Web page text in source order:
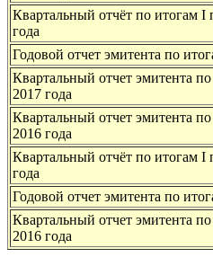
Квартальный отчёт по итогам I
года
Годовой отчет эмитента по
Квартальный отчет эмитента
2017 года
Квартальный отчет эмитента
2016 года
Квартальный отчёт по итогам I
года
Годовой отчет эмитента по
Квартальный отчет эмитента
2016 года